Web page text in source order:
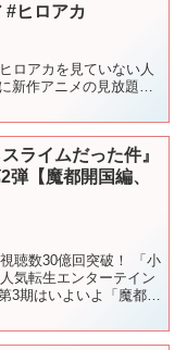
#ヒロアカ
ロアカを見ていない人
新作アニメの見放題作
ライムだった件』
【魔都開国編、
聴数30億回突破！ 「小
気転生エンターテイン
3期はいよいよ「魔都開